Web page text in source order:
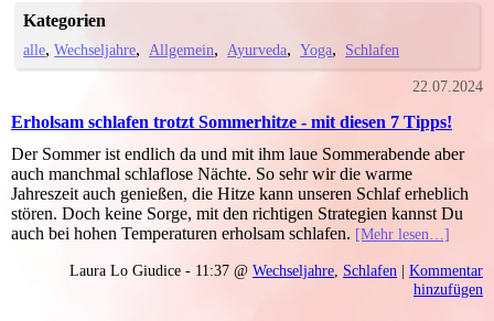
Kategorien
alle Wechseljahre Allgemein Ayurveda Yoga Schlafen
22.07.2024
Erholsam schlafen trotzt Sommerhitze - mit diesen 7 Tipps!
Der Sommer ist endlich da und mit ihm laue Sommerabende aber
auch manchmal schlaflose Nächte. So sehr wir die warme
Jahreszeit auch genießen, die Hitze kann unseren Schlaf erheblich
stören. Doch keine Sorge, mit den richtigen Strategien kannst Du
auch bei hohen Temperaturen erholsam schlafen. [Mehr lesen…]
Laura Lo Giudice - 11:37 @ Wechseljahre Schlafen | Kommentar
hinzufügen